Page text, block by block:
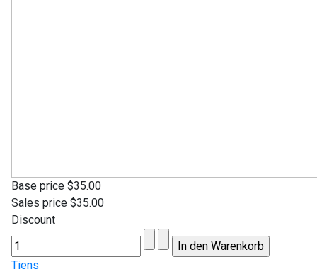
Base price $35.00
Sales price $35.00
Discount
Tiens